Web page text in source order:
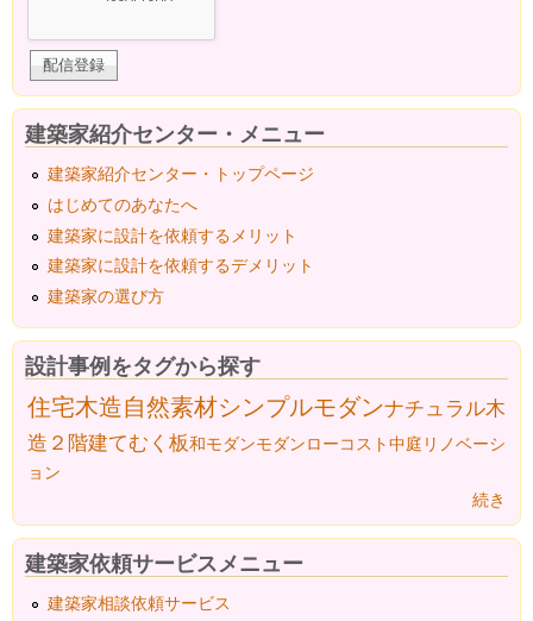
建築家紹介センター・メニュー
建築家紹介センター・トップページ
はじめてのあなたへ
建築家に設計を依頼するメリット
建築家に設計を依頼するデメリット
建築家の選び方
設計事例をタグから探す
住宅木造自然素材シンプルモダンナチュラル木
造２階建てむく板和モダンモダンローコスト中庭 リノベーシ
ョン
続き
建築家依頼サービスメニュー
建築家相談依頼サービス